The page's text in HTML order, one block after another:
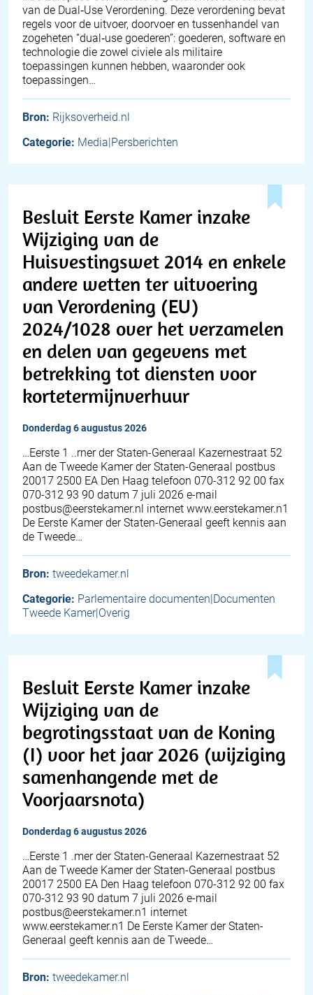
van de Dual‑Use Verordening. Deze verordening bevat
regels voor de uitvoer, doorvoer en tussenhandel van
zogeheten “dual‑use goederen”: goederen, software en
technologie die zowel civiele als militaire
toepassingen kunnen hebben, waaronder ook
toepassingen…
Bron: Rijksoverheid.nl
Categorie: Media|Persberichten
Besluit Eerste Kamer inzake
Wijziging van de
Huisvestingswet 2014 en enkele
andere wetten ter uitvoering
van Verordening (EU)
2024/1028 over het verzamelen
en delen van gegevens met
betrekking tot diensten voor
kortetermijnverhuur
donderdag 6 augustus 2026
…Eerste 1 ..rner der Staten-Generaal Kazernestraat 52
Aan de Tweede Kamer der Staten-Generaal postbus
20017 2500 EA Den Haag telefoon 070-312 92 00 fax
070-312 93 90 datum 7 juli 2026 e-mail
postbus@eerstekamer.nl internet www.eerstekamer.n1
De Eerste Kamer der Staten-Generaal geeft kennis aan
de Tweede…
Bron: tweedekamer.nl
Categorie: Parlementaire documenten|Documenten
Tweede Kamer|Overig
Besluit Eerste Kamer inzake
Wijziging van de
begrotingsstaat van de Koning
(I) voor het jaar 2026 (wijziging
samenhangende met de
Voorjaarsnota)
donderdag 6 augustus 2026
…Eerste 1 .mer der Staten-Generaal Kazernestraat 52
Aan de Tweede Kamer der Staten-Generaal postbus
20017 2500 EA Den Haag telefoon 070-312 92 00 fax
070-312 93 90 datum 7 juli 2026 e-mail
postbus@eerstekamer.n1 internet
www.eerstekamer.n1 De Eerste Kamer der Staten-
Generaal geeft kennis aan de Tweede…
Bron: tweedekamer.nl